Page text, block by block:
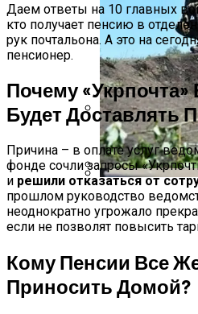
Трампа: Что
Кризис
Ужасающая
Обстановки
В Зоне ООС
Воин
Даем ответы на 10 главных
кто получает пенсию в
рук почтальона. А это на
пенсионер.
Почему
Будет Доставлять
Причина – в оплате услуг
фонде сочли запросы
и решили отказаться от
прошлом руководство
неоднократно угрожало
если не позволят повысить
Кому Пенсии Все
Приносить Домой?